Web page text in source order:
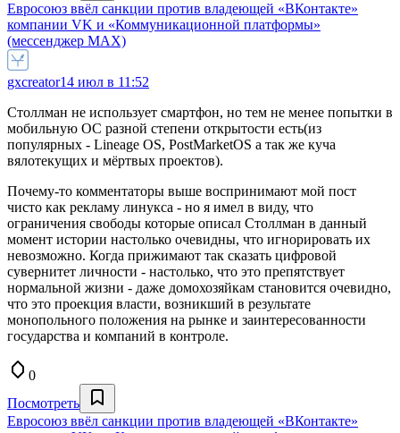
Евросоюз ввёл санкции против владеющей «ВКонтакте»
компании VK и «Коммуникационной платформы»
(мессенджер MAX)
gxcreator14 июл в 11:52
Столлман не использует смартфон, но тем не менее попытки в
мобильную ОС разной степени открытости есть(из
популярных - Lineage OS, PostMarketOS а так же куча
вялотекущих и мёртвых проектов).
Почему-то комментаторы выше воспринимают мой пост
чисто как рекламу линукса - но я имел в виду, что
ограничения свободы которые описал Столлман в данный
момент истории настолько очевидны, что игнорировать их
невозможно. Когда прижимают так сказать цифровой
сувернитет личности - настолько, что это препятствует
нормальной жизни - даже домохозяйкам становится очевидно,
что это проекция власти, возникший в результате
монопольного положения на рынке и заинтересованности
государства и компаний в контроле.
0
Посмотреть
Евросоюз ввёл санкции против владеющей «ВКонтакте»